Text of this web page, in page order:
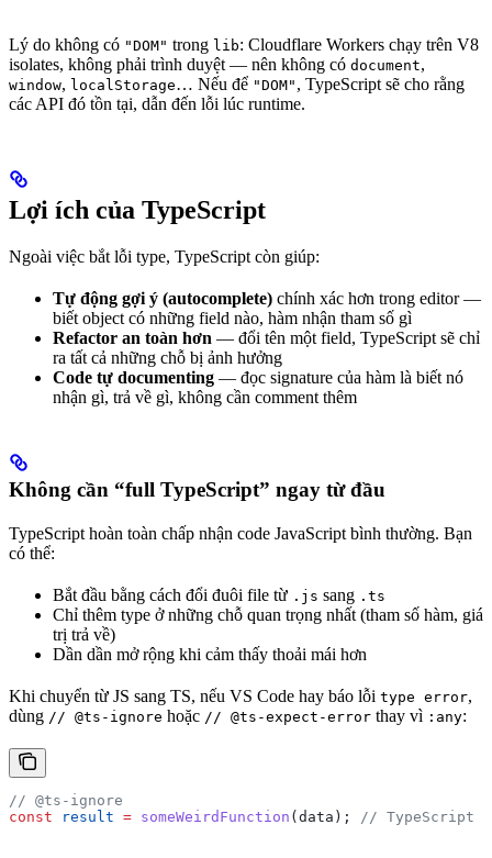
Lý do không có "DOM" trong lib: Cloudflare Workers chạy trên V8
isolates, không phải trình duyệt — nên không có document,
window, localStorage… Nếu để "DOM" , TypeScript sẽ cho rằng
các API đó tồn tại, dẫn đến lỗi lúc runtime.
Lợi ích của TypeScript
Ngoài việc bắt lỗi type, TypeScript còn giúp:
Tự động gợi ý (autocomplete) chính xác hơn trong editor —
biết object có những field nào, hàm nhận tham số gì
Refactor an toàn hơn — đổi tên một field, TypeScript sẽ chỉ
ra tất cả những chỗ bị ảnh hưởng
Code tự documenting — đọc signature của hàm là biết nó
nhận gì, trả về gì, không cần comment thêm
Không cần “full TypeScript” ngay từ đầu
TypeScript hoàn toàn chấp nhận code JavaScript bình thường. Bạn
có thể:
Bắt đầu bằng cách đổi đuôi file từ .js sang .ts
Chỉ thêm type ở những chỗ quan trọng nhất (tham số hàm, giá
trị trả về)
Dần dần mở rộng khi cảm thấy thoải mái hơn
Khi chuyển từ JS sang TS, nếu VS Code hay báo lỗi type error,
dùng // @ts-ignore hoặc // @ts-expect-error thay vì :any:
// @ts-ignore
const result = someWeirdFunction (data ); // TypeScript